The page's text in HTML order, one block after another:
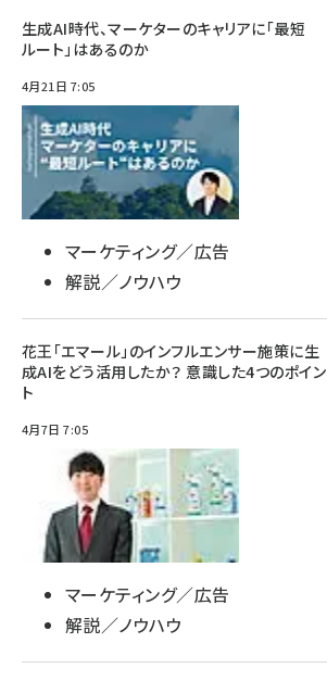
生成AI時代、マーケターのキャリアに「最短
ルート」はあるのか
4月21日 7:05
マーケティング／広告
解説／ノウハウ
花王「エマール」のインフルエンサー施策に生
成AIをどう活用したか？ 意識した4つのポイン
ト
4月7日 7:05
マーケティング／広告
解説／ノウハウ